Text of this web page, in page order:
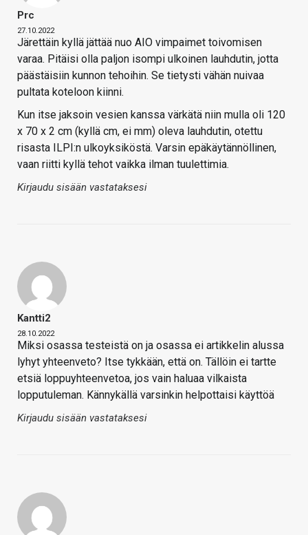
Prc
27.10.2022
Järettäin kyllä jättää nuo AIO vimpaimet toivomisen
varaa. Pitäisi olla paljon isompi ulkoinen lauhdutin, jotta
päästäisiin kunnon tehoihin. Se tietysti vähän nuivaa
pultata koteloon kiinni.
Kun itse jaksoin vesien kanssa värkätä niin mulla oli 120
x 70 x 2 cm (kyllä cm, ei mm) oleva lauhdutin, otettu
risasta ILPI:n ulkoyksiköstä. Varsin epäkäytännöllinen,
vaan riitti kyllä tehot vaikka ilman tuulettimia.
Kirjaudu sisään vastataksesi
Kantti2
28.10.2022
Miksi osassa testeistä on ja osassa ei artikkelin alussa
lyhyt yhteenveto? Itse tykkään, että on. Tällöin ei tartte
etsiä loppuyhteenvetoa, jos vain haluaa vilkaista
lopputuleman. Kännykällä varsinkin helpottaisi käyttöä
Kirjaudu sisään vastataksesi